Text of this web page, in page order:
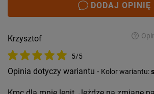
DODAJ OPINIĘ
Krzysztof
5/5
Opinia dotyczy wariantu - Kolor wariantu: